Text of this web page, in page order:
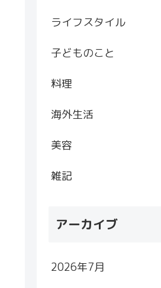
ライフスタイル
子どものこと
料理
海外生活
美容
雑記
アーカイブ
2026年7月